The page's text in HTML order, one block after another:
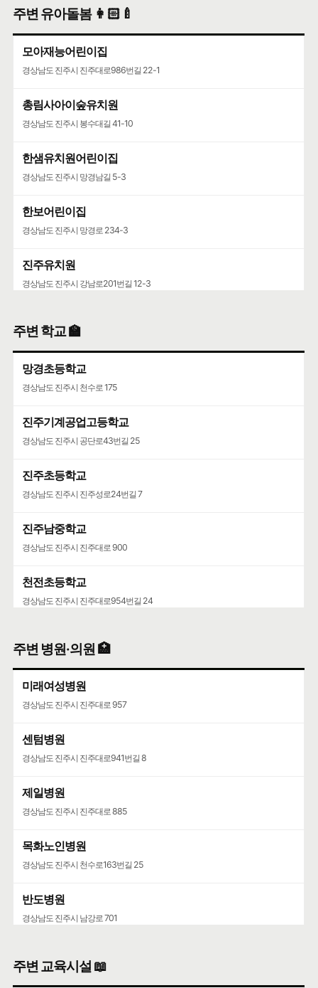
경상남도 진주시 강남로167번길 16
주변 유아돌봄 👩🏻‍🍼
모아재능어린이집
경상남도 진주시 진주대로986번길 22-1
총림사아이숲유치원
경상남도 진주시 봉수대길 41-10
한샘유치원어린이집
경상남도 진주시 망경남길 5-3
한보어린이집
경상남도 진주시 망경로 234-3
진주유치원
경상남도 진주시 강남로201번길 12-3
주변 학교 🏫
망경초등학교
경상남도 진주시 천수로 175
진주기계공업고등학교
경상남도 진주시 공단로43번길 25
진주초등학교
경상남도 진주시 진주성로24번길 7
진주남중학교
경상남도 진주시 진주대로 900
천전초등학교
경상남도 진주시 진주대로954번길 24
주변 병원·의원 🏥
미래여성병원
경상남도 진주시 진주대로 957
센텀병원
경상남도 진주시 진주대로941번길 8
제일병원
경상남도 진주시 진주대로 885
목화노인병원
경상남도 진주시 천수로163번길 25
반도병원
경상남도 진주시 남강로 701
경상남도 진주시 동진로 7
주변 교육시설 📖